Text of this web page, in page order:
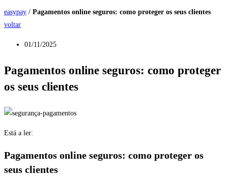
easypay / Pagamentos online seguros: como proteger os seus clientes
voltar
01/11/2025
Pagamentos online seguros: como proteger
os seus clientes
Está a ler:
Pagamentos online seguros: como proteger os
seus clientes